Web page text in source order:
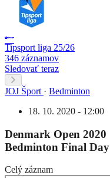
Tipsport liga 25/26
346 záznamov
Sledovať teraz
JOJ Šport · Bedminton
18. 10. 2020 - 12:00
Denmark Open 2020
Bedminton Final Day
Celý záznam